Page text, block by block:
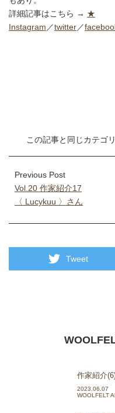
詳細記事はこちら → ★
Instagram ／twitter ／
この記事と同じカテゴリ
Previous Post
Vol.20 作家紹介17
〈 Lucykuu 〉さん
Tweet
作家紹介
2023.06.07
WOOLFELT